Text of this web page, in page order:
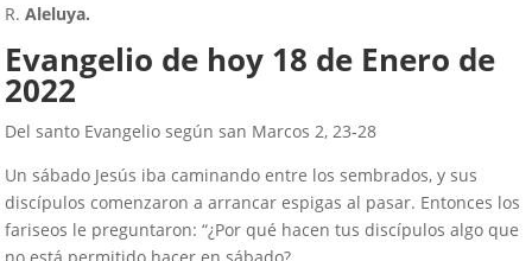
R. Aleluya.
Evangelio de hoy 18 de Enero de
2022
Del santo Evangelio según san Marcos 2, 23-28
Un sábado Jesús iba caminando entre los sembrados, y sus
discípulos comenzaron a arrancar espigas al pasar. Entonces los
fariseos le preguntaron: “¿Por qué hacen tus discípulos algo que